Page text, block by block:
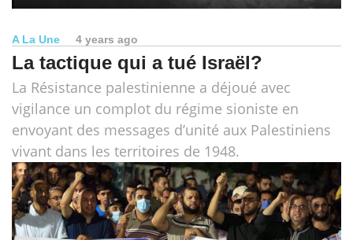
A La Une 4 years ago
La tactique qui a tué Israël?
La Résistance palestinienne a déjoué avec
vigilance un complot du régime sioniste en
envoyant des messages d’unité aux Palestiniens
vivant dans les territoires de 1948.